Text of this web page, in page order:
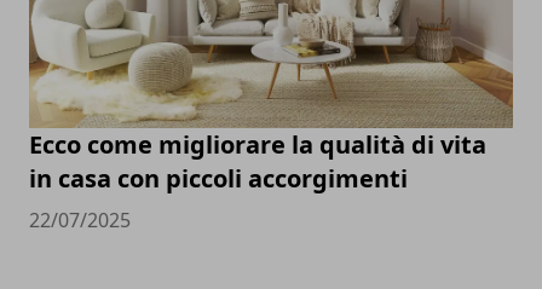
Ecco come migliorare la qualità di vita
in casa con piccoli accorgimenti
22/07/2025